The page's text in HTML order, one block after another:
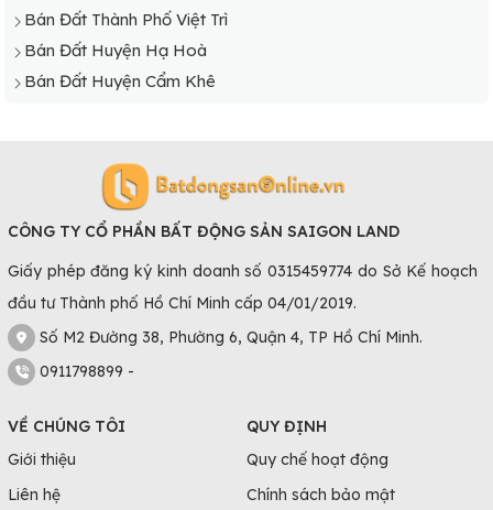
Bán Đất Thành Phố Việt Trì
Bán Đất Huyện Hạ Hoà
Bán Đất Huyện Cẩm Khê
CÔNG TY CỔ PHẦN BẤT ĐỘNG SẢN SAIGON LAND
Giấy phép đăng ký kinh doanh số 0315459774 do Sở Kế hoạch
đầu tư Thành phố Hồ Chí Minh cấp 04/01/2019.
Số M2 Đường 38, Phường 6, Quận 4, TP Hồ Chí Minh.
0911798899 -
VỀ CHÚNG TÔI
Giới thiệu
Liên hệ
QUY ĐỊNH
Quy chế hoạt động
Chính sách bảo mật